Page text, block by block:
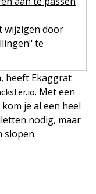
wijzigen door
te
heeft Ekaggrat
. Met een
je al een heel
nodig, maar
slopen.